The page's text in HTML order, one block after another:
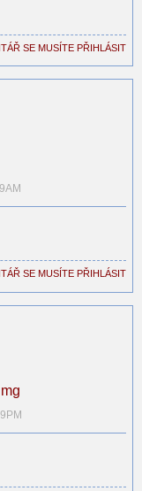
SE MUSÍTE PŘIHLÁSIT
SE MUSÍTE PŘIHLÁSIT